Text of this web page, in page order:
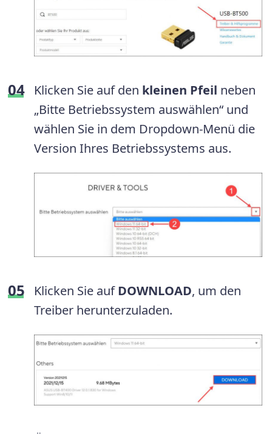
Klicken Sie auf den kleinen Pfeil neben
„Bitte Betriebssystem auswählen“ und
wählen Sie in dem Dropdown-Menü die
Version Ihres Betriebssystems aus.
Klicken Sie aufDOWNLOAD, um den
Treiber herunterzuladen.